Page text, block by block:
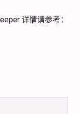
详情请参考：